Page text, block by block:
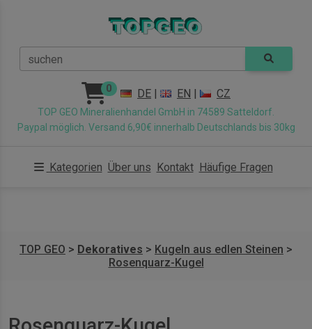
suchen
0 DE | EN | CZ
TOP GEO Mineralienhandel GmbH in 74589 Satteldorf.
Paypal möglich. Versand 6,90€ innerhalb Deutschlands bis 30kg
Kategorien Über uns Kontakt Häufige Fragen
TOP GEO > Dekoratives > Kugeln aus edlen Steinen >
Rosenquarz-Kugel